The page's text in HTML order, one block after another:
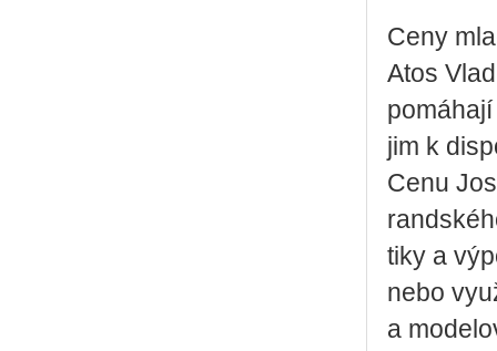
Ceny
Atos
jim k
Cenu
ti­ky a
nebo
a